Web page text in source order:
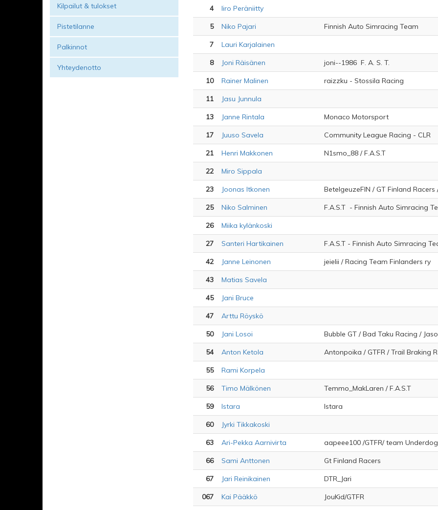
Kilpailut & tulokset
Pistetilanne
Palkinnot
Yhteydenotto
4 Iiro Peräniitty
5 Niko Pajari Finnish Auto Simracing Team
7 Lauri Karjalainen
8 Joni Räisänen joni--1986 F. A. S. T.
10 Rainer Malinen raizzku - Stossila Racing
11 Jasu Junnula
13 Janne Rintala Monaco Motorsport
17 Juuso Savela Community League Racing - CLR
21 Henri Makkonen N1smo_88 / F.A.S.T
22 Miro Sippala
23 Joonas Itkonen BetelgeuzeFIN / GT Finland
25 Niko Salminen F.A.S.T - Finnish Auto Simracing
26 Miika kylänkoski
27 Santeri Hartikainen F.A.S.T - Finnish Auto Simracing
42 Janne Leinonen jeielii / Racing Team Finlanders ry
43 Matias Savela
45 Jani Bruce
47 Arttu Röyskö
50 Jani Losoi Bubble GT / Bad Taku Racing /
54 Anton Ketola Antonpoika / GTFR / Trail Braking
55 Rami Korpela
56 Timo Mälkönen Temmo_MakLaren / F.A.S.T
59 lstara lstara
60 Jyrki Tikkakoski
63 Ari-Pekka Aarnivirta aapeee100 /GTFR/ team
66 Sami Anttonen Gt Finland Racers
67 Jari Reinikainen DTR_Jari
067 Kai Pääkkö JouKid/GTFR